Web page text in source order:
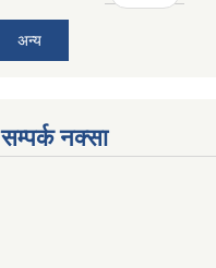
अन्य
सम्पर्क नक्सा